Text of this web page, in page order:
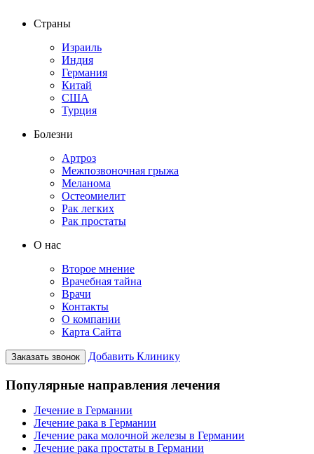
Страны
Израиль
Индия
Германия
Китай
США
Турция
Болезни
Артроз
Межпозвоночная грыжа
Меланома
Остеомиелит
Рак легких
Рак простаты
О нас
Второе мнение
Врачебная тайна
Врачи
Контакты
О компании
Карта Сайта
Заказать звонок Добавить Клинику
Популярные направления лечения
Лечение в Германии
Лечение рака в Германии
Лечение рака молочной железы в Германии
Лечение рака простаты в Германии